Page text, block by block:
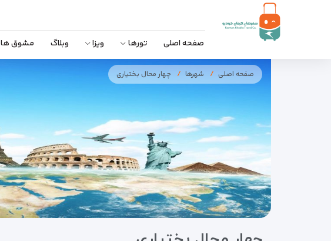
صفحه اصلی تورها ویزا وبلاگ مشوق ها
صفحه اصلی شهرها چهار محال بختیاری